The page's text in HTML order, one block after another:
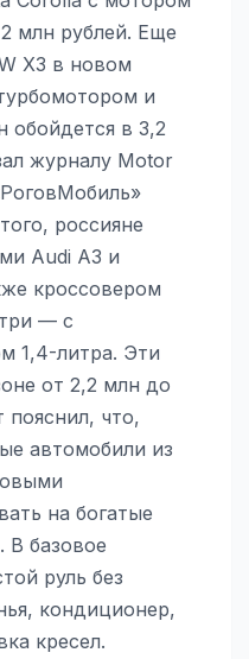
млн рублей. Еще
X3 в новом
и
в 3,2
журналу Motor
россияне
Audi A3 и
кроссовером
— с
1,4-литра. Эти
от 2,2 млн до
пояснил, что,
автомобили из
на богатые
В базовое
руль без
кондиционер,
кресел.